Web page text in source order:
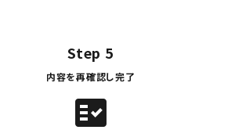
Step 5
内容を再確認し完了
fact_check